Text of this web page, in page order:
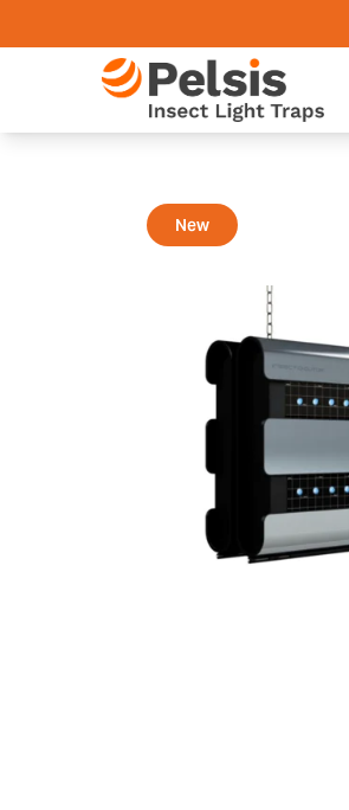
Pelsis Insect Light Traps
New